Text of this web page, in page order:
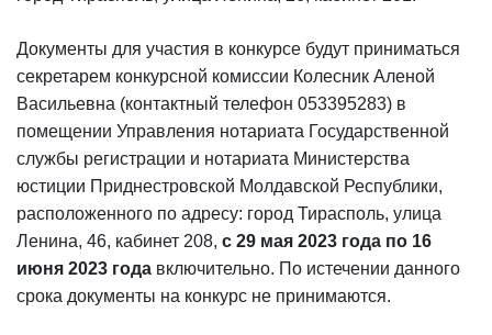
Документы для участия в конкурсе будут приниматься
секретарем конкурсной комиссии Колесник Аленой
Васильевна (контактный телефон 053395283) в
помещении Управления нотариата Государственной
службы регистрации и нотариата Министерства
юстиции Приднестровской Молдавской Республики,
расположенного по адресу: город Тирасполь, улица
Ленина, 46, кабинет 208, с 29 мая 2023 года по 16
июня 2023 года включительно. По истечении данного
срока документы на конкурс не принимаются.